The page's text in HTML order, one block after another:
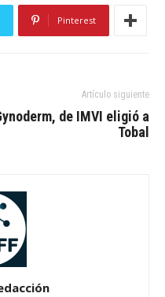
Pinterest
Artículo siguiente
de IMVI eligió a
Tobal